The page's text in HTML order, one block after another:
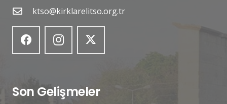
ktso@kirklarelitso.org.tr
Son Gelişmeler